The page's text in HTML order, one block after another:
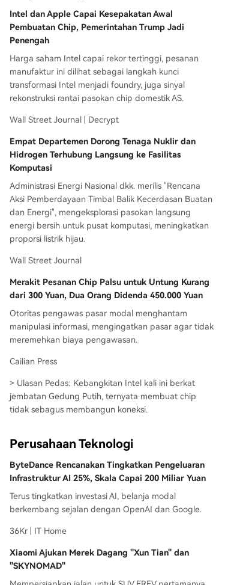
Intel dan Apple Capai Kesepakatan Awal
Pembuatan Chip, Pemerintahan Trump Jadi
Penengah
Harga saham Intel capai rekor tertinggi, pesanan
manufaktur ini dilihat sebagai langkah kunci
transformasi Intel menjadi foundry, juga sinyal
rekonstruksi rantai pasokan chip domestik AS.
Wall Street Journal | Decrypt
Empat Departemen Dorong Tenaga Nuklir dan
Hidrogen Terhubung Langsung ke Fasilitas
Komputasi
Administrasi Energi Nasional dkk. merilis "Rencana
Aksi Pemberdayaan Timbal Balik Kecerdasan Buatan
dan Energi", mengeksplorasi pasokan langsung
energi bersih untuk pusat komputasi, meningkatkan
proporsi listrik hijau.
Wall Street Journal
Merakit Pesanan Chip Palsu untuk Untung Kurang
dari 300 Yuan, Dua Orang Didenda 450.000 Yuan
Otoritas pengawas pasar modal menghantam
manipulasi informasi, mengingatkan pasar agar tidak
meremehkan biaya pengawasan.
Cailian Press
> Ulasan Pedas: Kebangkitan Intel kali ini berkat
jembatan Gedung Putih, ternyata membuat chip
tidak sebagus membangun koneksi.
Perusahaan Teknologi
ByteDance Rencanakan Tingkatkan Pengeluaran
Infrastruktur AI 25%, Skala Capai 200 Miliar Yuan
Terus tingkatkan investasi AI, belanja modal
berkembang sejalan dengan OpenAI dan Google.
36Kr | IT Home
Xiaomi Ajukan Merek Dagang "Xun Tian" dan
"SKYNOMAD"